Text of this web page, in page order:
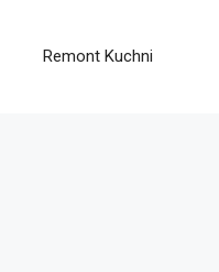
Remont Kuchni